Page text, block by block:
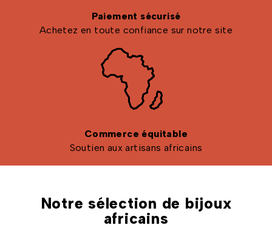
Paiement sécurisé
Achetez en toute confiance sur notre site
Commerce équitable
Soutien aux artisans africains
Notre sélection de bijoux
africains